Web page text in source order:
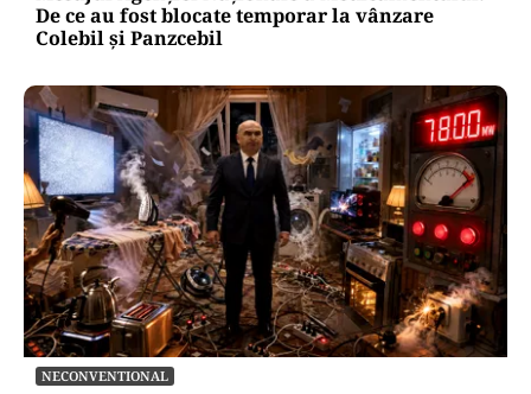
De ce au fost blocate temporar la vânzare
Colebil și Panzcebil
NECONVENTIONAL